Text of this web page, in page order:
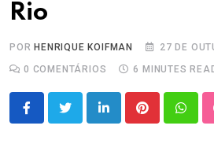
Rio
POR HENRIQUE KOIFMAN
27 DE
0 COMENTÁRIOS 6 MINUTES
LinkedInPinterest